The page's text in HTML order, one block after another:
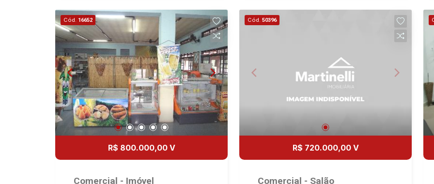
coberta Martinelli Imobiliária, referência
no mercado imobiliário desde 2000!
Cód. 16652
R$ 800.000,00 V
Comercial - Imóvel
Cód. 50396
R$ 720.000,00 V
Comercial - Salão